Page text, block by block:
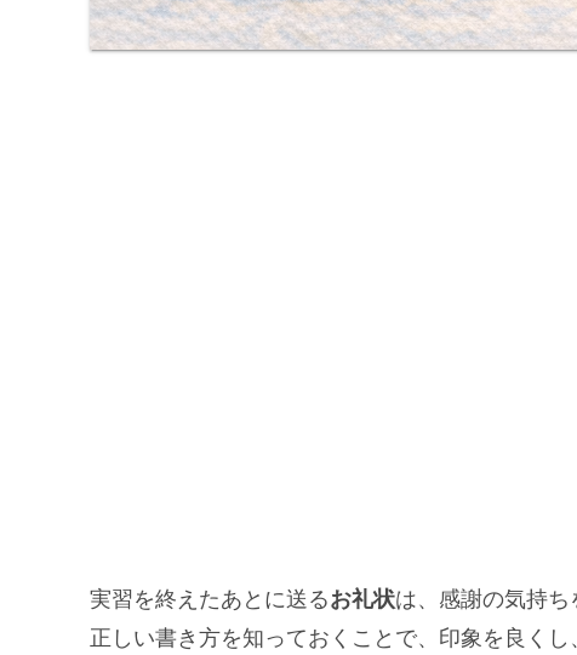
実習を終えたあとに送るお礼状は、感謝の気持ち
正しい書き方を知っておくことで、印象を良く